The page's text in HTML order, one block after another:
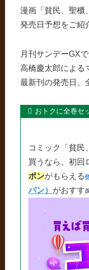
漫画「貧民、聖櫃
発売日予想をご紹
月刊サンデーGX
高橋慶太郎による
最新刊の発売日、
おトクに全巻セ
コミック「貧民
買うなら、初回
ポンがもらえる
パン） がおすす